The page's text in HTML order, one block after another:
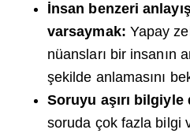
İnsan benzeri
varsaymak: Yapay
nüansları bir insanın
şekilde anlamasını
Soruyu aşırı
soruda çok fazla bilgi